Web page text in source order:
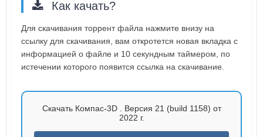
Как качать?
Для скачивания торрент файла нажмите внизу на
ссылку для скачивания, вам откротется новая вкладка с
информацией о файле и 10 секундным таймером, по
истечении которого появится ссылка на скачивание.
Скачать Компас-3D . Версия 21 (build 1158) от
2022 г.